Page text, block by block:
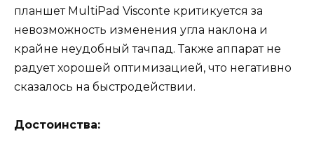
планшет MultiPad Visconte критикуется за
невозможность изменения угла наклона и
крайне неудобный тачпад. Также аппарат не
радует хорошей оптимизацией, что негативно
сказалось на быстродействии.
Достоинства: